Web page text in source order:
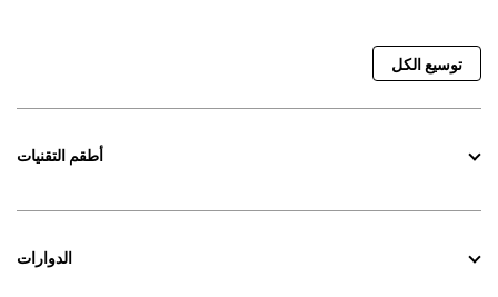
توسيع الكل
أطقم التقنيات
الدوارات